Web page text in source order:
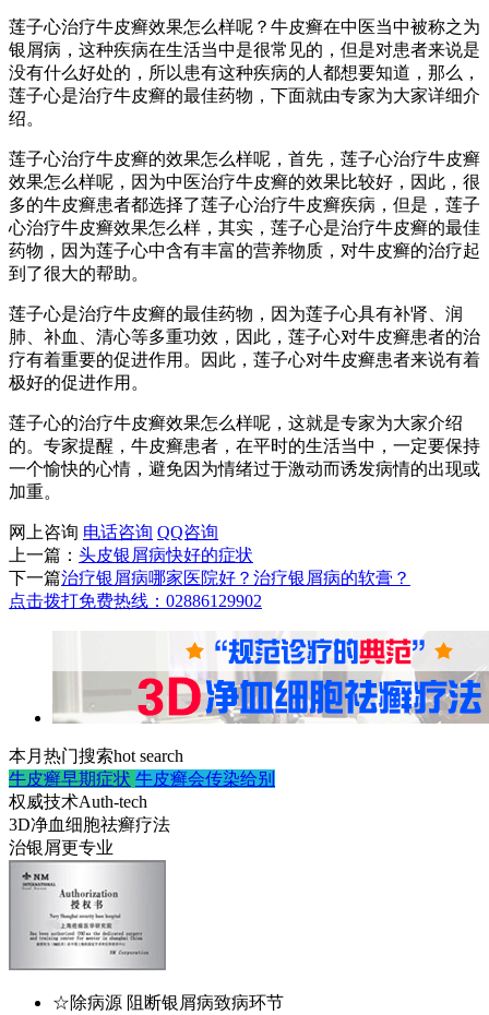
莲子心治疗牛皮癣效果怎么样呢？牛皮癣在中医当中被称之为
银屑病，这种疾病在生活当中是很常见的，但是对患者来说是
没有什么好处的，所以患有这种疾病的人都想要知道，那么，
莲子心是治疗牛皮癣的最佳药物，下面就由专家为大家详细介
绍。
莲子心治疗牛皮癣的效果怎么样呢，首先，莲子心治疗牛皮癣
效果怎么样呢，因为中医治疗牛皮癣的效果比较好，因此，很
多的牛皮癣患者都选择了莲子心治疗牛皮癣疾病，但是，莲子
心治疗牛皮癣效果怎么样，其实，莲子心是治疗牛皮癣的最佳
药物，因为莲子心中含有丰富的营养物质，对牛皮癣的治疗起
到了很大的帮助。
莲子心是治疗牛皮癣的最佳药物，因为莲子心具有补肾、润
肺、补血、清心等多重功效，因此，莲子心对牛皮癣患者的治
疗有着重要的促进作用。因此，莲子心对牛皮癣患者来说有着
极好的促进作用。
莲子心的治疗牛皮癣效果怎么样呢，这就是专家为大家介绍
的。专家提醒，牛皮癣患者，在平时的生活当中，一定要保持
一个愉快的心情，避免因为情绪过于激动而诱发病情的出现或
加重。
网上咨询 电话咨询 QQ咨询
上一篇： 头皮银屑病快好的症状
下一篇治疗银屑病哪家医院好？治疗银屑病的软膏？
点击拨打免费热线：02886129902
本月热门搜索hot search
牛皮癣早期症状 牛皮癣会传染给别
权威技术Auth-tech
3D净血细胞祛癣疗法
治银屑更专业
☆除病源 阻断银屑病致病环节